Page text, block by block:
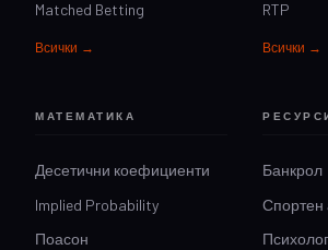
Matched Betting
Всички →
RTP
Всички →
МАТЕМАТИКА
Десетични коефициенти
Implied Probability
Поасон
Банкрол
Спортен